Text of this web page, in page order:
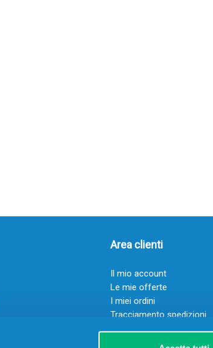
Area clienti
Il mio account
Le mie offerte
I miei ordini
Tracciamento spedizioni
Resi
Servizio clienti